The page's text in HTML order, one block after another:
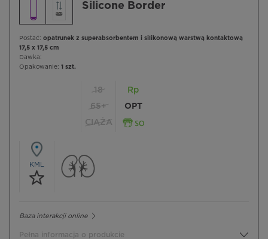
Silicone Border
Postać: opatrunek z superabsorbentem i silikonową warstwą kontaktową
17,5 x 17,5 cm
Dawka:
Opakowanie: 1 szt.
18
65+
CIĄŻA
Rp
OPT
KML
Baza interakcji online
Pełna informacja o produkcie